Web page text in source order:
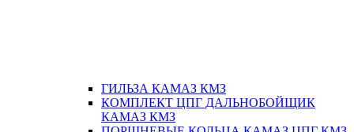
ГИЛЬЗА КАМАЗ КМЗ
КОМПЛЕКТ ЦПГ ДАЛЬНОБОЙЩИК
КАМАЗ КМЗ